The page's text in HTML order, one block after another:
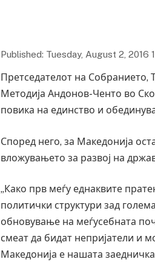
Published: Tuesday, August 2, 2016
Претседателот на Собранието,
Методија Андонов-Ченто во
повика на единство и
Според него, за Македонија
вложувањето за развој на
„Како прв меѓу еднаквите
политички структури зад
обновување на меѓусебната
смеат да бидат непријатели и
Македонија е нашата